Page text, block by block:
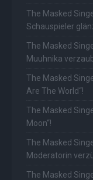
The Masked
Schauspieler
The Masked
Muuhnika
The Masked
Are The World“!
The Masked
Moon“!
The Masked
Moderatorin
The Masked